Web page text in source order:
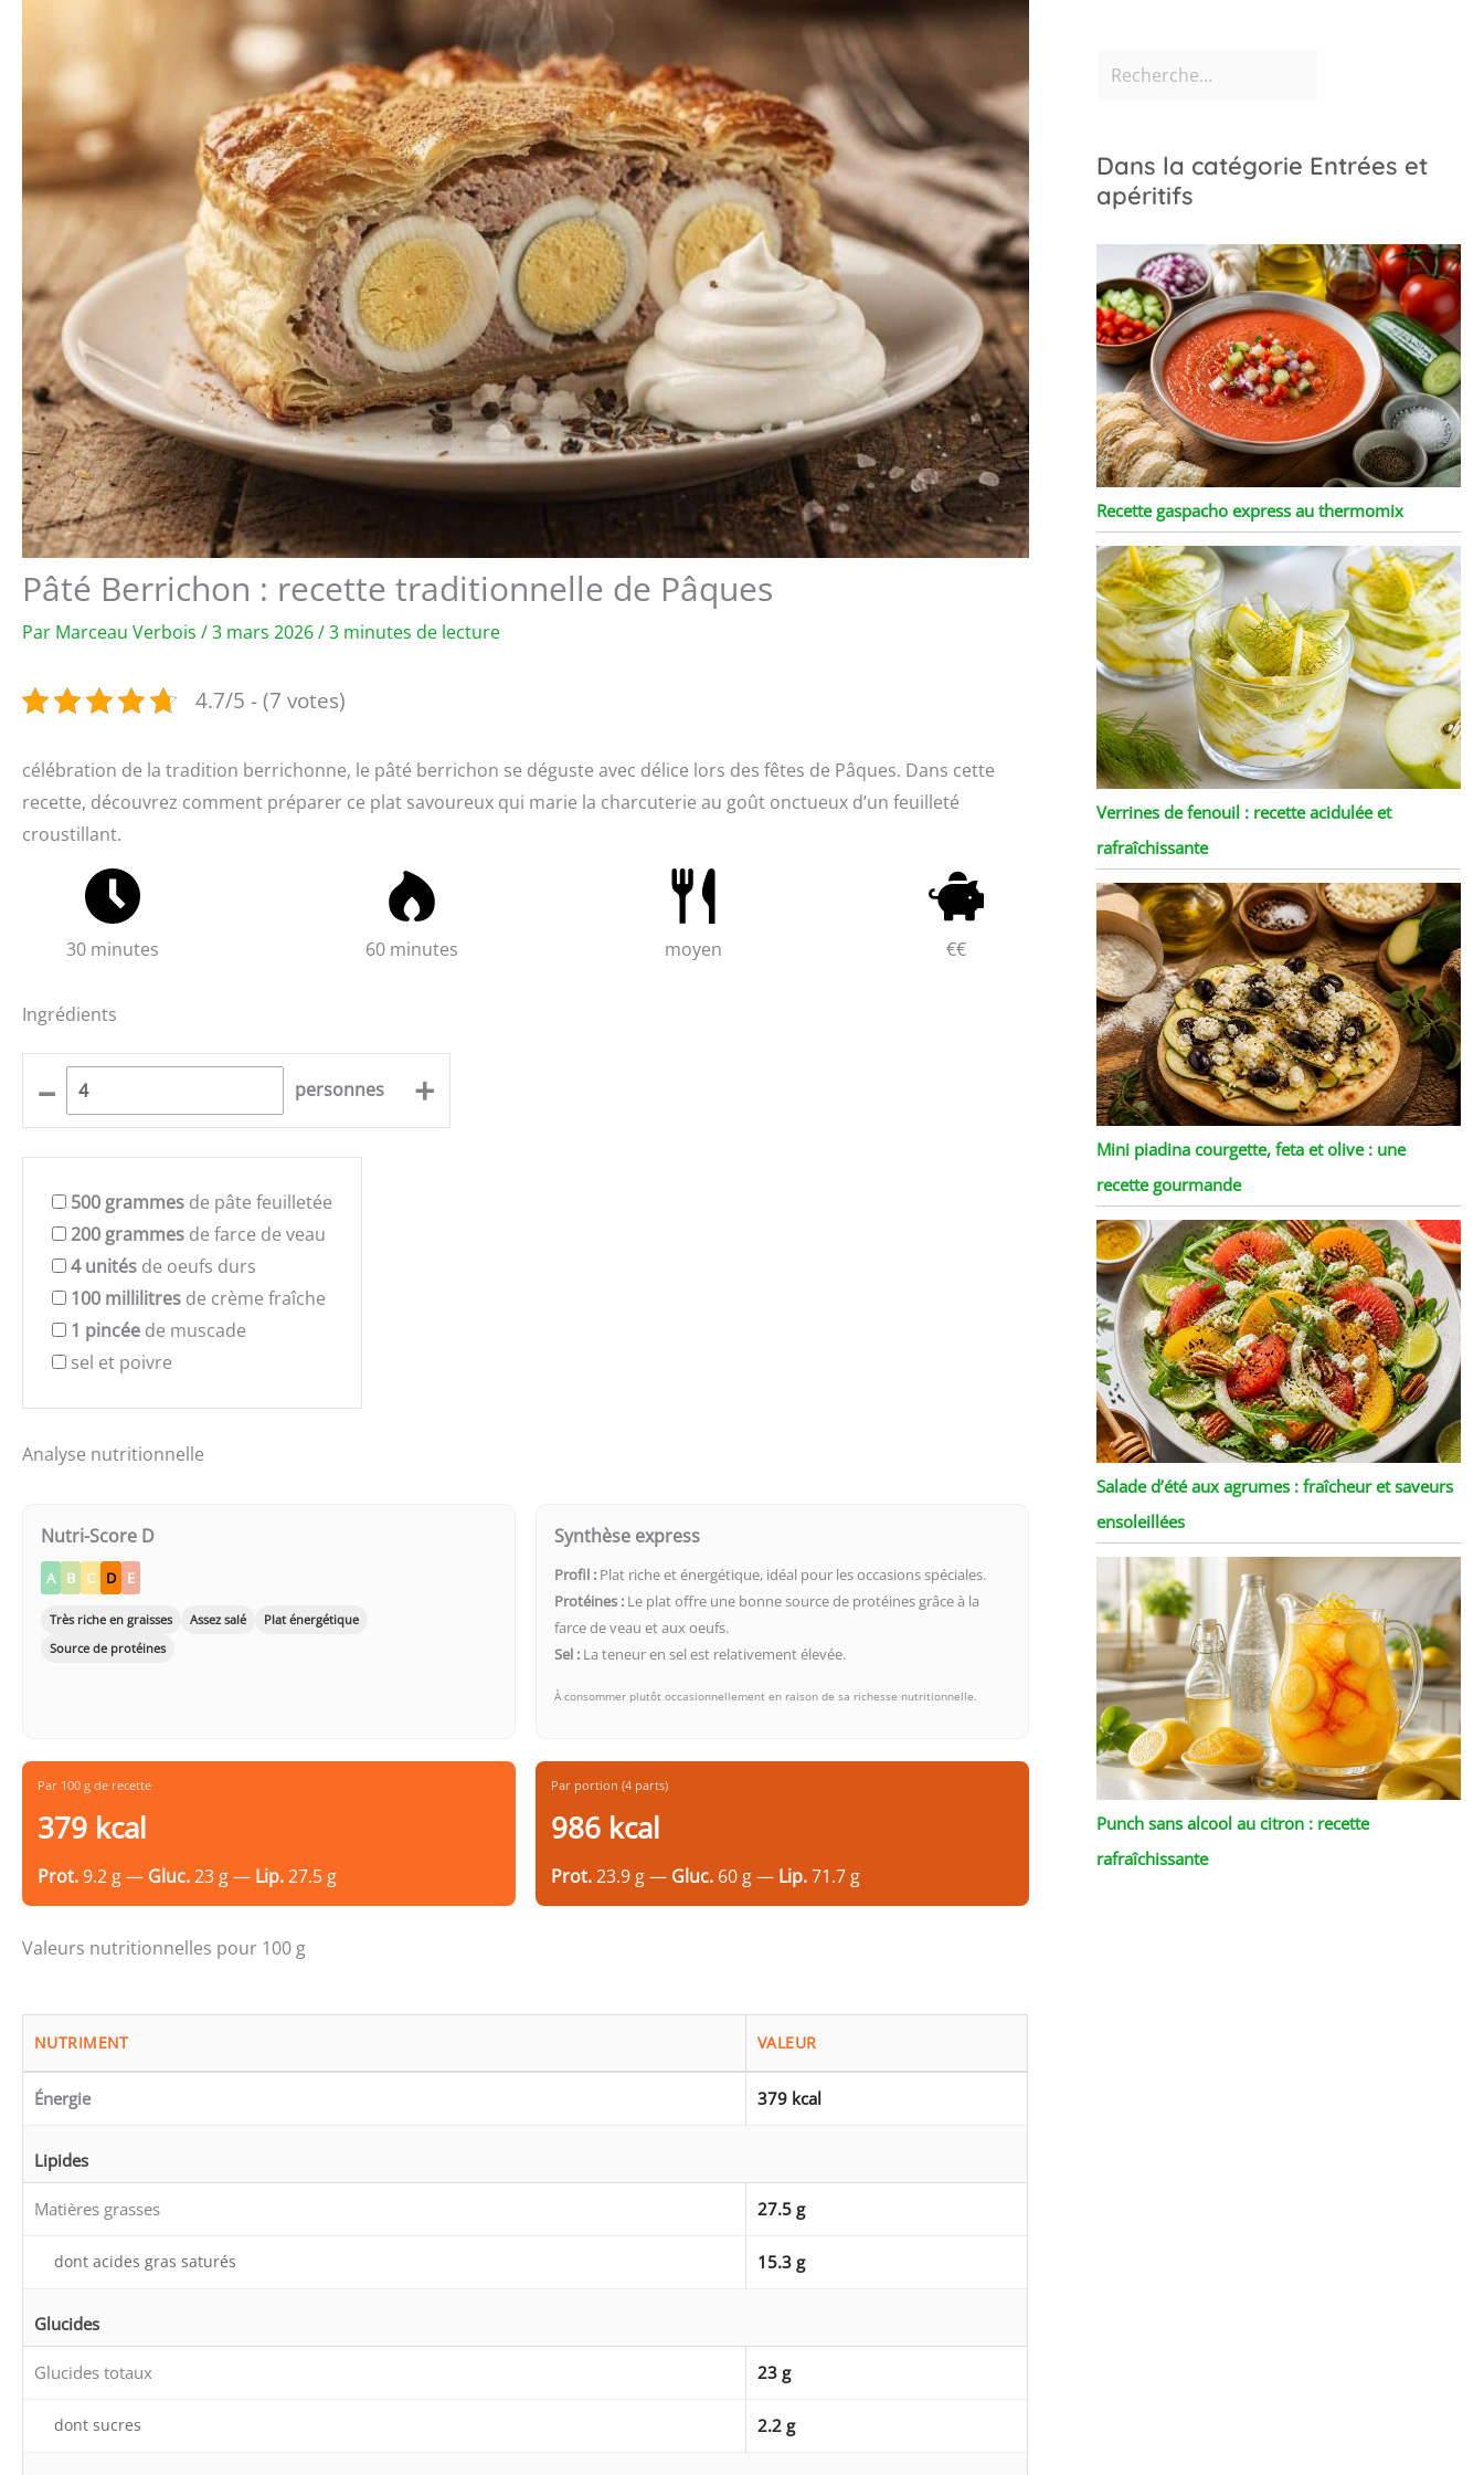
Pâté Berrichon : recette traditionnelle de Pâques
Par Marceau Verbois /3 mars 2026/3 minutes de lecture
4.7/5 - (7 votes)
célébration de la tradition berrichonne, le pâté berrichon se déguste avec délice lors des fêtes de Pâques. Dans cette
recette, découvrez comment préparer ce plat savoureux qui marie la charcuterie au goût onctueux d’un feuilleté
croustillant.
30 minutes 60 minutes moyen €€
Ingrédients
– personnes +
500 grammes de pâte feuilletée
200 grammes de farce de veau
4 unités de oeufs durs
100 millilitres de crème fraîche
1 pincée de muscade
sel et poivre
Analyse nutritionnelle
Nutri-Score D
A B C D E
Très riche en graisses Assez salé
Plat énergétique
Source de protéines
Synthèse express
Profil : Plat riche et énergétique, idéal pour les occasions spéciales.
Protéines : Le plat offre une bonne source de protéines grâce à la
farce de veau et aux oeufs.
Sel : La teneur en sel est relativement élevée.
À consommer plutôt occasionnellement en raison de sa richesse nutritionnelle.
Par 100 g de recette
379 kcal
Prot.9.2 g — Gluc.23 g — Lip.27.5 g
Par portion (4 parts)
986 kcal
Prot.23.9 g — Gluc. 60 g — Lip.71.7 g
Valeurs nutritionnelles pour 100 g
NUTRIMENT VALEUR
Énergie 379 kcal
Lipides
Matières grasses 27.5 g
dont acides gras saturés 15.3 g
Glucides
Glucides totaux 23 g
dont sucres 2.2 g
Dans la catégorie Entrées et
apéritifs
Recette gaspacho express au thermomix
Verrines de fenouil : recette acidulée et
rafraîchissante
Mini piadina courgette, feta et olive : une
recette gourmande
Salade d’été aux agrumes : fraîcheur et saveurs
ensoleillées
Punch sans alcool au citron : recette
rafraîchissante